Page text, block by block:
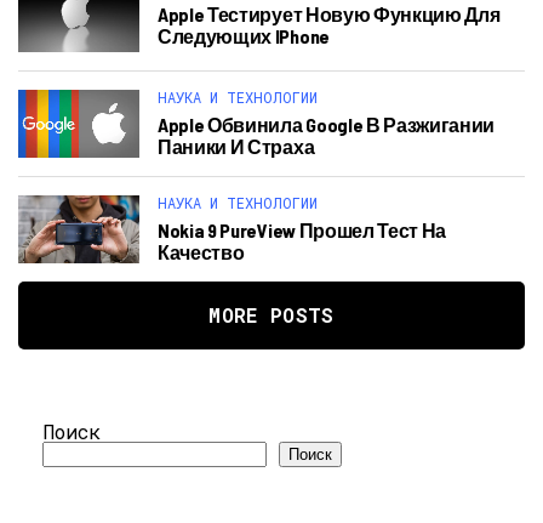
Apple Тестирует Новую Функцию Для
Следующих IPhone
НАУКА И ТЕХНОЛОГИИ
Apple Обвинила Google В Разжигании
Паники И Страха
НАУКА И ТЕХНОЛОГИИ
Nokia 9 PureView Прошел Тест На
Качество
MORE POSTS
Поиск
Поиск